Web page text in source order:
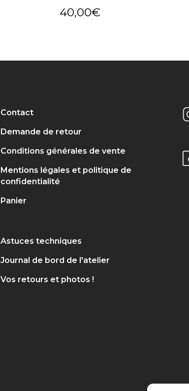
40,00€
Contact
Demande de retour
Conditions générales de vente
Mentions légales et politique de
confidentialité
Panier
Astuces techniques
Journal de bord de l'atelier
Vos retours et photos !